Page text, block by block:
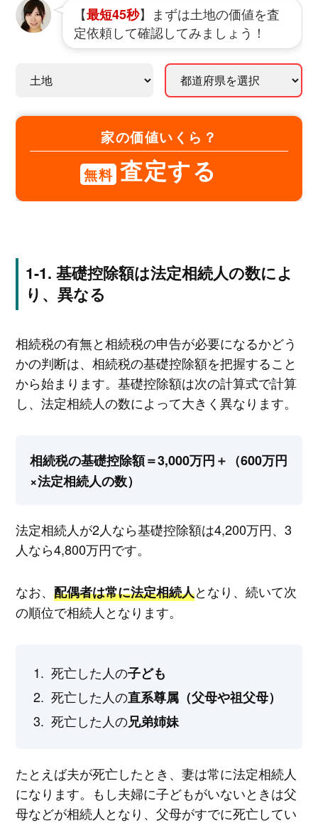
【最短45秒】まずは土地の価値を査
定依頼して確認してみましょう！
家の価値いくら？
無料 査定する
基礎控除額は法定相続人の数によ
り、異なる
相続税の有無と相続税の申告が必要になるかどう
かの判断は、相続税の基礎控除額を把握すること
から始まります。基礎控除額は次の計算式で計算
し、法定相続人の数によって大きく異なります。
相続税の基礎控除額＝3,000万円＋（600万円
×法定相続人の数）
法定相続人が2人なら基礎控除額は4,200万円、3
人なら4,800万円です。
なお、 配偶者は常に法定相続人となり、続いて次
の順位で相続人となります。
死亡した人の子ども
死亡した人の直系尊属（父母や祖父母）
死亡した人の兄弟姉妹
たとえば夫が死亡したとき、妻は常に法定相続人
になります。もし夫婦に子どもがいないときは父
母などが相続人となり、父母がすでに死亡してい